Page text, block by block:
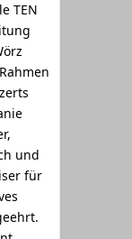
TEN
und
für